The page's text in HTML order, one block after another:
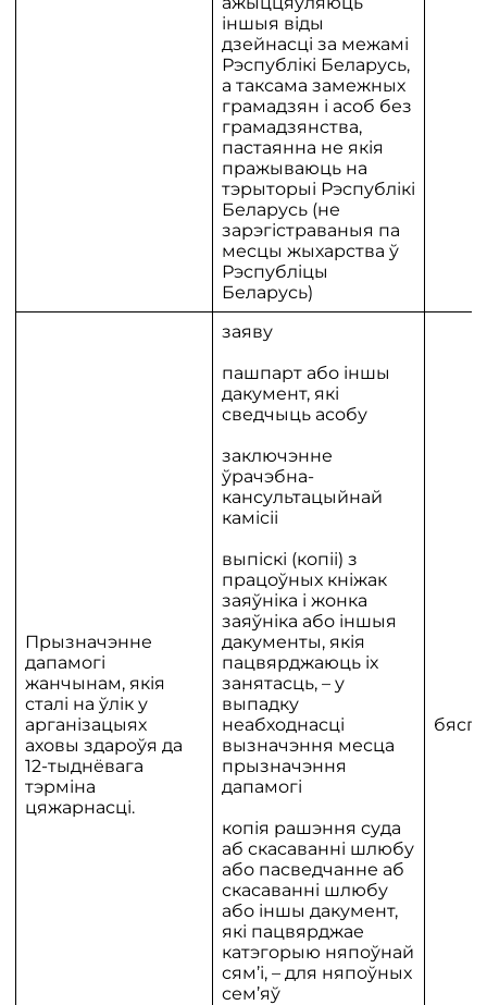
іншыя віды
дзейнасці за межамі
Рэспублікі Беларусь,
а таксама замежных
грамадзян і асоб без
грамадзянства,
пастаянна не якія
пражываюць на
тэрыторыі Рэспублікі
Беларусь (не
зарэгістраваныя па
месцы жыхарства ў
Рэспубліцы
Беларусь)
Прызначэнне
дапамогі
жанчынам, якія
сталі на ўлік у
арганізацыях
аховы здароўя да
12-тыднёвага
тэрміна
цяжарнасці.
заяву
пашпарт або іншы
дакумент, які
сведчыць асобу
заключэнне
ўрачэбна-
кансультацыйнай
камісіі
выпіскі (копіі) з
працоўных кніжак
заяўніка і жонка
заяўніка або іншыя
дакументы, якія
пацвярджаюць іх
занятасць, – у
выпадку
неабходнасці
вызначэння месца
прызначэння
дапамогі
копія рашэння суда
аб скасаванні шлюбу
або пасведчанне аб
скасаванні шлюбу
або іншы дакумент,
які пацвярджае
катэгорыю няпоўнай
сям’і, – для няпоўных
сем’яў